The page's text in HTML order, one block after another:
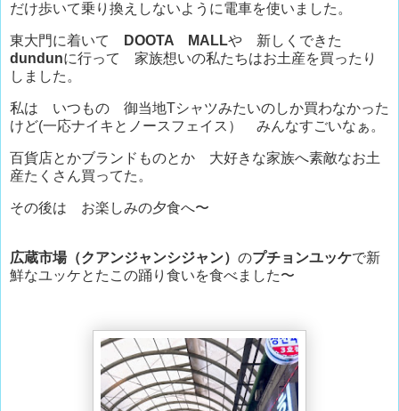
だけ歩いて乗り換えしないように電車を使いました。
東大門に着いて DOOTA MALLや 新しくできた
dundunに行って 家族想いの私たちはお土産を買ったり
しました。
私は いつもの 御当地Tシャツみたいのしか買わなかった
けど(一応ナイキとノースフェイス） みんなすごいなぁ。
百貨店とかブランドものとか 大好きな家族へ素敵なお土
産たくさん買ってた。
その後は お楽しみの夕食へ〜
広蔵市場（クアンジャンシジャン） のプチョンユッケで新
鮮なユッケとたこの踊り食いを食べました〜